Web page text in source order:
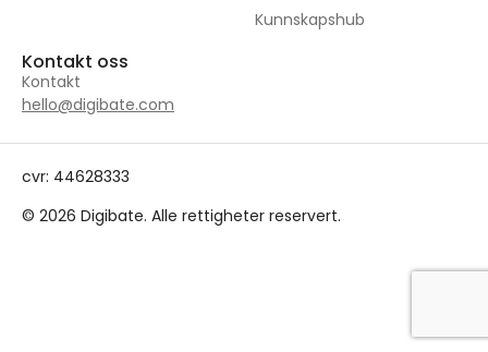
Kunnskapshub
Kontakt oss
Kontakt
hello@digibate.com
cvr: 44628333
© 2026 Digibate. Alle rettigheter reservert.